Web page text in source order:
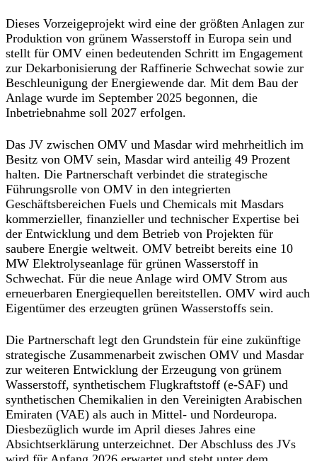
Dieses Vorzeigeprojekt wird eine der größten Anlagen zur
Produktion von grünem Wasserstoff in Europa sein und
stellt für OMV einen bedeutenden Schritt im Engagement
zur Dekarbonisierung der Raffinerie Schwechat sowie zur
Beschleunigung der Energiewende dar. Mit dem Bau der
Anlage wurde im September 2025 begonnen, die
Inbetriebnahme soll 2027 erfolgen.
Das JV zwischen OMV und Masdar wird mehrheitlich im
Besitz von OMV sein, Masdar wird anteilig 49 Prozent
halten. Die Partnerschaft verbindet die strategische
Führungsrolle von OMV in den integrierten
Geschäftsbereichen Fuels und Chemicals mit Masdars
kommerzieller, finanzieller und technischer Expertise bei
der Entwicklung und dem Betrieb von Projekten für
saubere Energie weltweit. OMV betreibt bereits eine 10
MW Elektrolyseanlage für grünen Wasserstoff in
Schwechat. Für die neue Anlage wird OMV Strom aus
erneuerbaren Energiequellen bereitstellen. OMV wird auch
Eigentümer des erzeugten grünen Wasserstoffs sein.
Die Partnerschaft legt den Grundstein für eine zukünftige
strategische Zusammenarbeit zwischen OMV und Masdar
zur weiteren Entwicklung der Erzeugung von grünem
Wasserstoff, synthetischem Flugkraftstoff (e-SAF) und
synthetischen Chemikalien in den Vereinigten Arabischen
Emiraten (VAE) als auch in Mittel- und Nordeuropa.
Diesbezüglich wurde im April dieses Jahres eine
Absichtserklärung unterzeichnet. Der Abschluss des JVs